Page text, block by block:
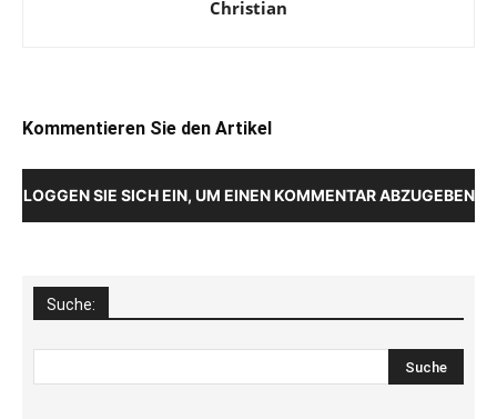
Christian
Kommentieren Sie den Artikel
LOGGEN SIE SICH EIN, UM EINEN KOMMENTAR ABZUGEBEN
Suche: